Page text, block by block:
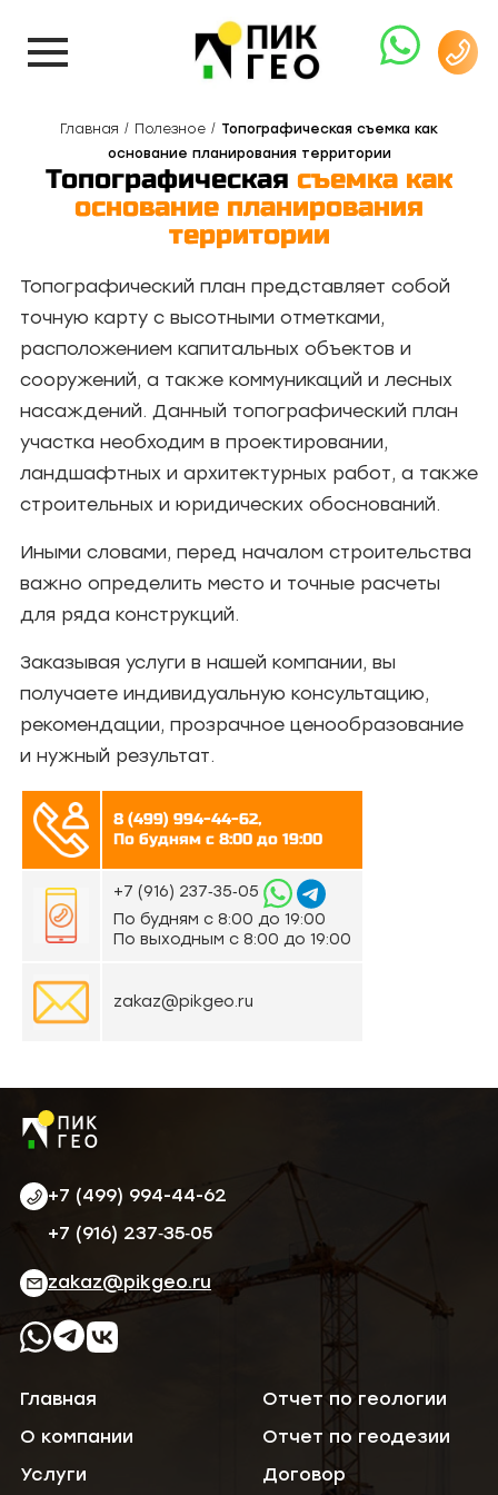
Главная Полезное
Топографическая съемка как
основание планирования территории
Топографическая съемка как
основание планирования
территории
Топографический план представляет собой
точную карту с высотными отметками,
расположением капитальных объектов и
сооружений, а также коммуникаций и лесных
насаждений. Данный топографический план
участка необходим в проектировании,
ландшафтных и архитектурных работ, а также
строительных и юридических обоснований.
Иными словами, перед началом строительства
важно определить место и точные расчеты
для ряда конструкций.
Заказывая услуги в нашей компании, вы
получаете индивидуальную консультацию,
рекомендации, прозрачное ценообразование
и нужный результат.
8 (499) 994-44-62,
По будням с 8:00 до 19:00
‪+7 (916) 237‑35‑05‬
По будням с 8:00 до 19:00
По выходным с 8:00 до 19:00
zakaz@pikgeo.ru
+7 (499) 994-44-62
‪+7 (916) 237‑35‑05‬
zakaz@pikgeo.ru
Главная
О компании
Услуги
Отчет по геологии
Отчет по геодезии
Договор